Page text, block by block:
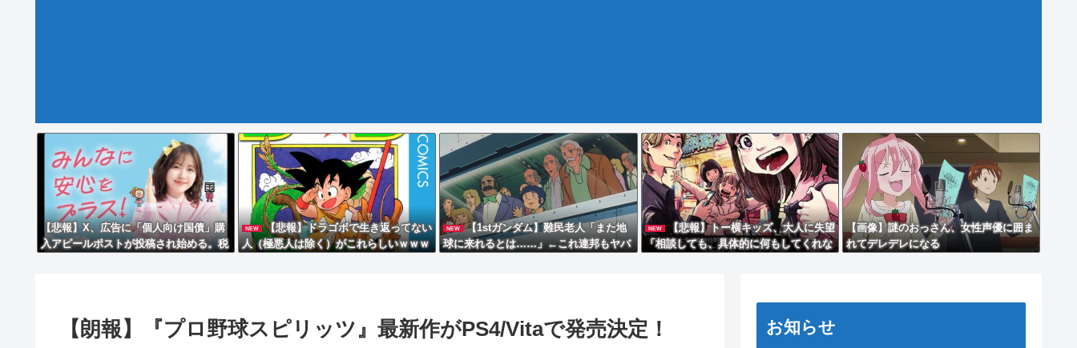
【悲報】X、広告に「個人向け国債」購
入アピールポストが投稿され始める。税
NEW
【悲報】ドラゴボで生き返ってない
人（極悪人は除く）がこれらしいｗｗｗ
NEW
【1stガンダム】難民老人「また地
球に来れるとは……」←これ連邦もヤバ
NEW
【悲報】トー横キッズ、大人に失望
「相談しても、具体的に何もしてくれな
【画像】謎のおっさん、女性声優に囲ま
れてデレデレになる
【朗報】『プロ野球スピリッツ』最新作がPS4/Vitaで発売決定！ お知らせ